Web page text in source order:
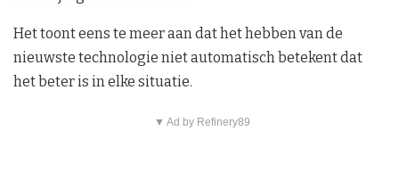
Het toont eens te meer aan dat het hebben van de
nieuwste technologie niet automatisch betekent dat
het beter is in elke situatie.
▼ Ad by Refinery89